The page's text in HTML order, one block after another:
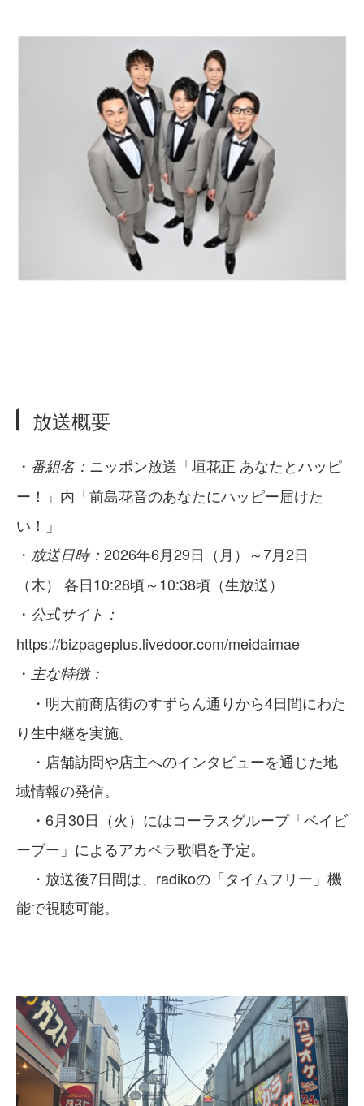
放送概要
・ 番組名： ニッポン放送「垣花正 あなたとハッピ
ー！」内「前島花音のあなたにハッピー届けた
い！」
・ 放送日時： 2026年6月29日（月）～7月2日
（木） 各日10:28頃～10:38頃（生放送）
・ 公式サイト：
https://bizpageplus.livedoor.com/meidaimae
・ 主な特徴：
・明大前商店街のすずらん通りから4日間にわた
り生中継を実施。
・店舗訪問や店主へのインタビューを通じた地
域情報の発信。
・6月30日（火）にはコーラスグループ「ベイビ
ーブー」によるアカペラ歌唱を予定。
・放送後7日間は、radikoの「タイムフリー」機
能で視聴可能。